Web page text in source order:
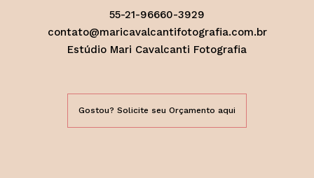
55-21-96660-3929
contato@maricavalcantifotografia.com.br
Estúdio Mari Cavalcanti Fotografia
Gostou? Solicite seu Orçamento aqui